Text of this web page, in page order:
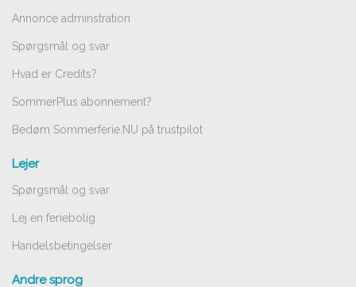
Annonce adminstration
Spørgsmål og svar
Hvad er Credits?
SommerPlus abonnement?
Bedøm Sommerferie.NU på trustpilot
Lejer
Spørgsmål og svar
Lej en feriebolig
Handelsbetingelser
Andre sprog